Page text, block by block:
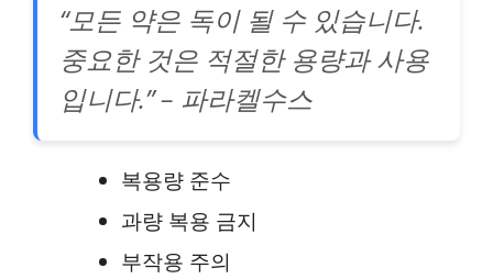
“모든 약은 독이 될 수 있습니다.
중요한 것은 적절한 용량과 사용
입니다.” – 파라켈수스
복용량 준수
과량 복용 금지
부작용 주의